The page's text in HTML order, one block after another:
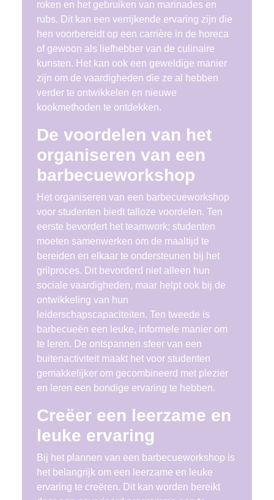
roken en het gebruiken van marinades en
rubs. Dit kan een verrijkende ervaring zijn die
hen voorbereidt op een carrière in de horeca
of gewoon als liefhebber van de culinaire
kunsten. Het kan ook een geweldige manier
zijn om de vaardigheden die ze al hebben
verder te ontwikkelen en nieuwe
kookmethoden te ontdekken.
De voordelen van het
organiseren van een
barbecueworkshop
Het organiseren van een barbecueworkshop
voor studenten biedt talloze voordelen. Ten
eerste bevordert het teamwork; studenten
moeten samenwerken om de maaltijd te
bereiden en elkaar te ondersteunen bij het
grilproces. Dit bevorderd niet alleen hun
sociale vaardigheden, maar helpt ook bij de
ontwikkeling van hun
leiderschapscapaciteiten. Ten tweede is
barbecueën een leuke, informele manier om
te leren. De ontspannen sfeer van een
buitenactiviteit maakt het voor studenten
gemakkelijker om gecombineerd met plezier
en leren een bondige ervaring te hebben.
Creëer een leerzame en
leuke ervaring
Bij het plannen van een barbecueworkshop is
het belangrijk om een leerzame en leuke
ervaring te creëren. Dit kan worden bereikt